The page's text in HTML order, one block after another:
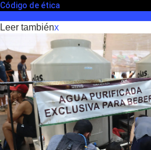
Código de ética
Leer tambiénx